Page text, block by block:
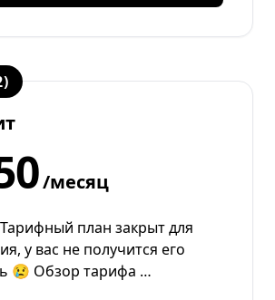
/месяц
план закрыт для
у вас не получится его
😢 Обзор тарифа …